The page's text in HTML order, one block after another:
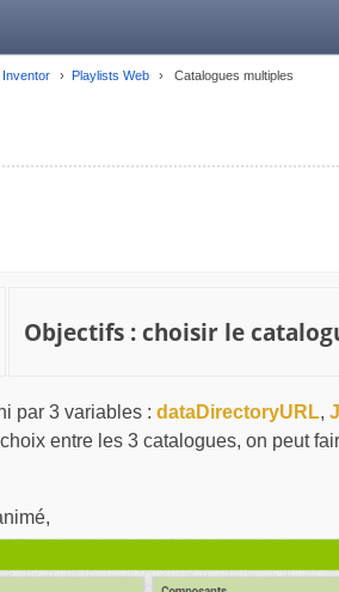
Inventor Playlists Web Catalogues multiples
Objectifs : choisir le
par 3 variables : dataDirectoryURL,
entre les 3 catalogues, on peut